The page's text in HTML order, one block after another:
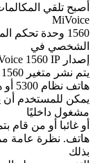
أصبح تلقي
MiVoice
1560 وحدة
الشخصي في
إصدار MiVoice 1560 IP.
يتم نشر متغير MiVoice 1560 مع MiVoice
هاتف نظام 5300 أو هاتف 602 DECT. على شاشة الكمبيوتر،
يمكن للمستخدم
مشغول داخليًا
أو غائبا أو من قام
هاتف. نظرة عامة
بذلك